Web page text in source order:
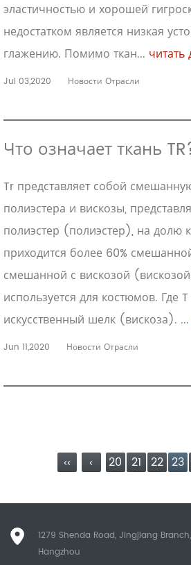
эластичностью и хорошей
недостатком является низкая
глажению. Помимо ткан...
Jul 03,2020 Новости Отрасли
Что означает ткань
Tr представляет собой
полиэстера и вискозы,
полиэстер (полиэстер), на долю
приходится более 60%
смешанной с вискозой
используется для костюмов. Где
искусственный шелк (вискоза). ...
Jun 11,2020 Новости Отрасли
‹‹ ‹ 20 21 22 23
1279 Shenda Road, Jingjiang
Hangzhou